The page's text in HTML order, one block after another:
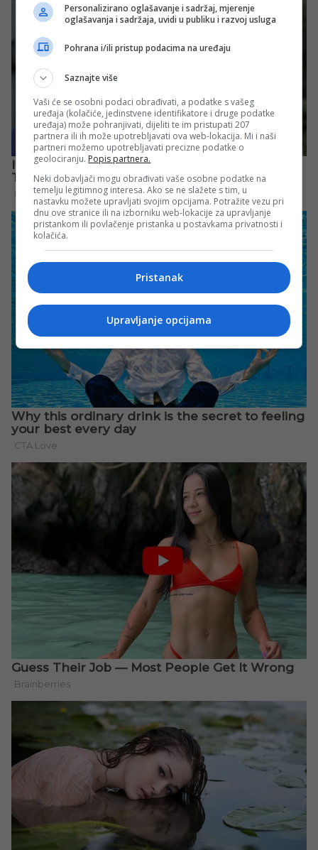
Personalizirano oglašavanje i sadržaj, mjerenje
oglašavanja i sadržaja, uvidi u publiku i razvoj usluga
Pohrana i/ili pristup podacima na uređaju
Saznajte više
Vaši će se osobni podaci obrađivati, a podatke s vašeg
uređaja (kolačiće, jedinstvene identifikatore i druge podatke
uređaja) može pohranjivati, dijeliti te im pristupati 207
partnera ili ih može upotrebljavati ova web-lokacija. Mi i naši
partneri možemo upotrebljavati precizne podatke o
geolociranju. Popis partnera.
Neki dobavljači mogu obrađivati vaše osobne podatke na
temelju legitimnog interesa. Ako se ne slažete s tim, u
nastavku možete upravljati svojim opcijama. Potražite vezu pri
dnu ove stranice ili na izborniku web-lokacije za upravljanje
pristankom ili povlačenje pristanka u postavkama privatnosti i
kolačića.
Pristanak
Upravljanje opcijama